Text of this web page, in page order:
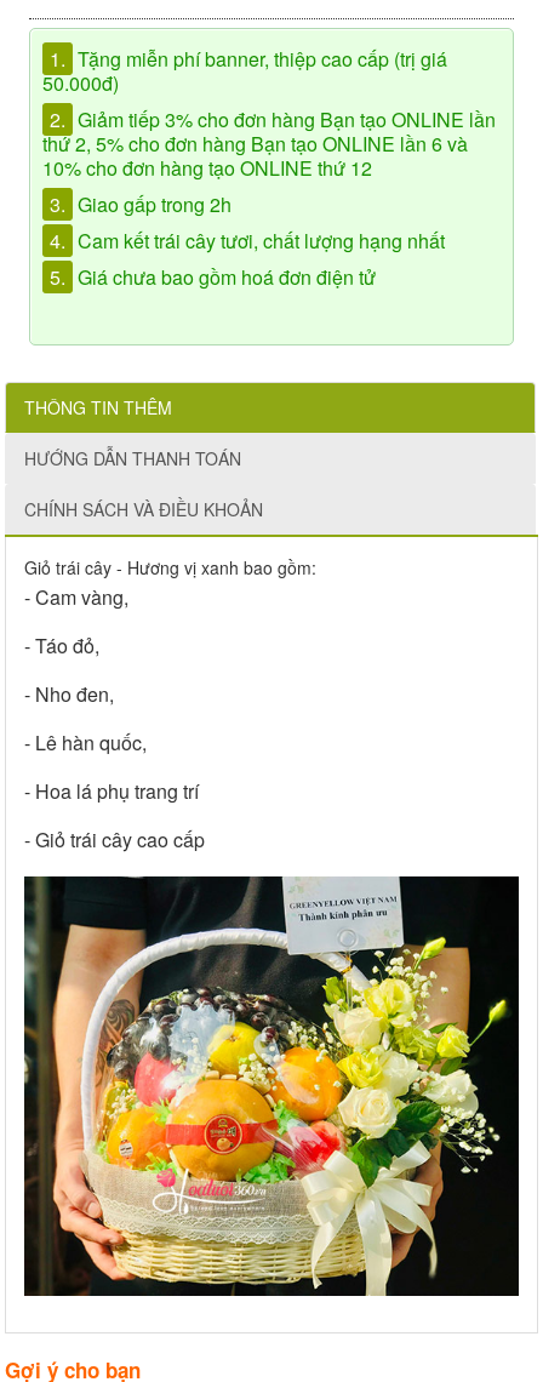
1. Tặng miễn phí banner, thiệp cao cấp (trị giá
50.000đ)
2. Giảm tiếp 3% cho đơn hàng Bạn tạo ONLINE lần
thứ 2, 5% cho đơn hàng Bạn tạo ONLINE lần 6 và
10% cho đơn hàng tạo ONLINE thứ 12
3. Giao gấp trong 2h
4. Cam kết trái cây tươi, chất lượng hạng nhất
5. Giá chưa bao gồm hoá đơn điện tử
THÔNG TIN THÊM
HƯỚNG DẪN THANH TOÁN
CHÍNH SÁCH VÀ ĐIỀU KHOẢN
Giỏ trái cây - Hương vị xanh bao gồm:
- Cam vàng,
- Táo đỏ,
- Nho đen,
- Lê hàn quốc,
- Hoa lá phụ trang trí
- Giỏ trái cây cao cấp
Gợi ý cho bạn